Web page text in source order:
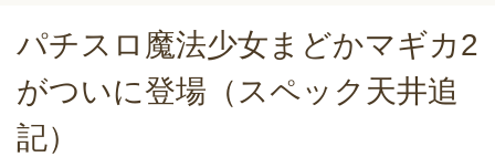
パチスロ魔法少女まどかマギカ2
がついに登場（スペック天井追
記）